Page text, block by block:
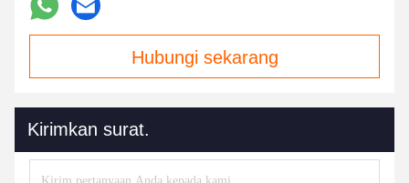
Hubungi sekarang
Kirimkan surat.